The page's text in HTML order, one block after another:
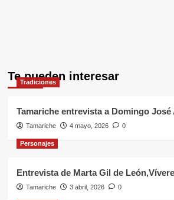
Te pueden interesar
Tradiciones
Tamariche entrevista a Domingo José
Tamariche 4 mayo, 2026 0
Personajes
Entrevista de Marta Gil de
Tamariche 3 abril, 2026 0